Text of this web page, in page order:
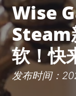
Wise
Steam
软！快
发布时间：